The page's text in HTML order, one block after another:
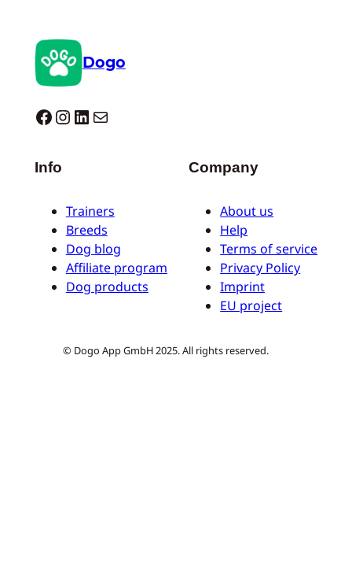
Dogo
Dogo facebook InstagramLinkedIn E-Mail
Info
Trainers
Breeds
Dog blog
Affiliate program
Dog products
Company
About us
Help
Terms of service
Privacy Policy
Imprint
EU project
© Dogo App GmbH 2025. All rights reserved.